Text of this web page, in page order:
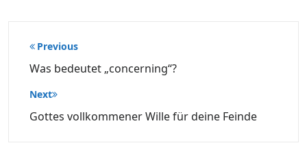
Beitragsnavigation
Previous
Was bedeutet „concerning“?
Next
Gottes vollkommener Wille für deine Feinde